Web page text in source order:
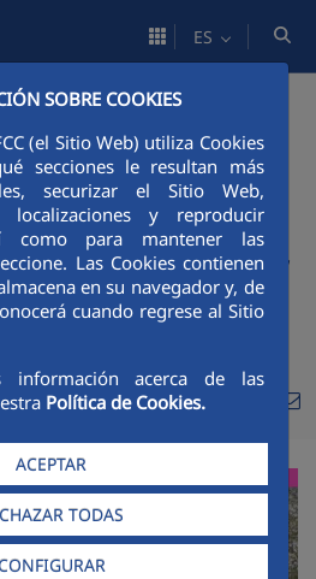
SOBRE COOKIES
(el Sitio Web) utiliza Cookies
secciones le resultan más
securizar el Sitio Web,
localizaciones y reproducir
como para mantener las
Las Cookies contienen
en su navegador y, de
cuando regrese al Sitio
información acerca de las
Política de Cookies.
ACEPTAR
TODAS
ES
del
la
lo normalices,
Compartir en
Compartir en
Compartir